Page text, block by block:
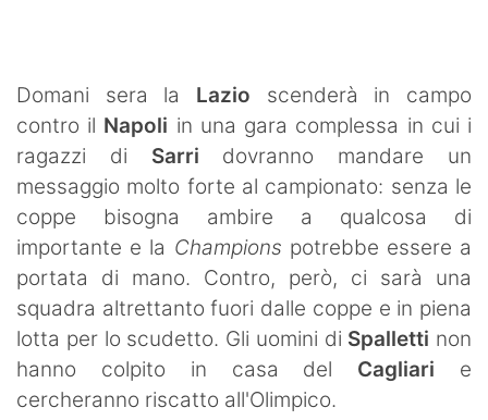
Contatti
Domani sera la Lazio scenderà in campo
contro il Napoli in una gara complessa in cui i
ragazzi di Sarri dovranno mandare un
messaggio molto forte al campionato: senza le
coppe bisogna ambire a qualcosa di
importante e la Champions potrebbe essere a
portata di mano. Contro, però, ci sarà una
squadra altrettanto fuori dalle coppe e in piena
lotta per lo scudetto. Gli uomini di Spalletti non
hanno colpito in casa del Cagliari e
cercheranno riscatto all'Olimpico.